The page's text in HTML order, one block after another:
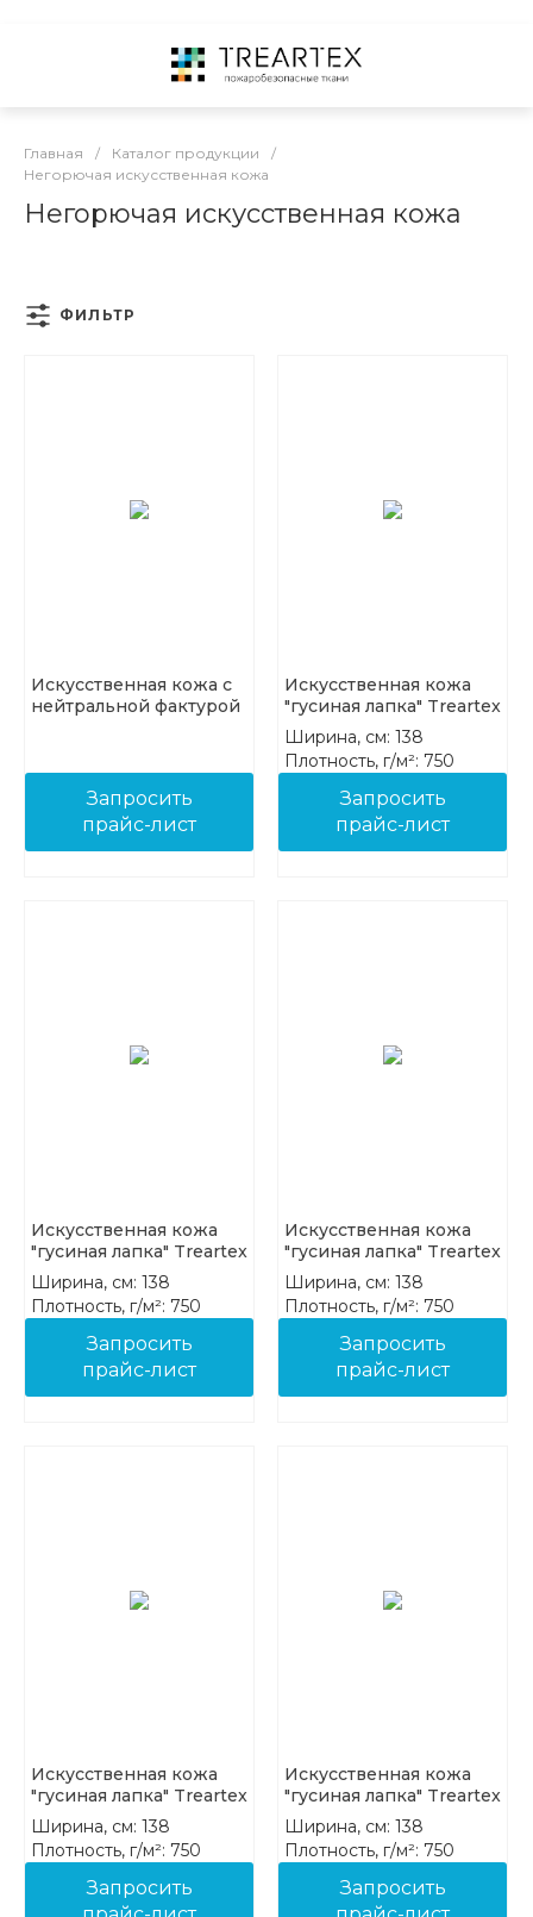
Главная / Каталог продукции
/
Негорючая искусственная кожа
Негорючая искусственная кожа
ФИЛЬТР
Искусственная кожа с
нейтральной фактурой
Запросить
прайс-лист
Искусственная кожа
"гусиная лапка" Treartex
7943-01
Ширина, см: 138
Плотность, г/м²: 750
Запросить
прайс-лист
Искусственная кожа
"гусиная лапка" Treartex
7943-02
Ширина, см: 138
Плотность, г/м²: 750
Запросить
прайс-лист
Искусственная кожа
"гусиная лапка" Treartex
7943-03
Ширина, см: 138
Плотность, г/м²: 750
Запросить
прайс-лист
Искусственная кожа
"гусиная лапка" Treartex
7943-04
Ширина, см: 138
Плотность, г/м²: 750
Запросить
Искусственная кожа
"гусиная лапка" Treartex
7943-05
Ширина, см: 138
Плотность, г/м²: 750
Запросить